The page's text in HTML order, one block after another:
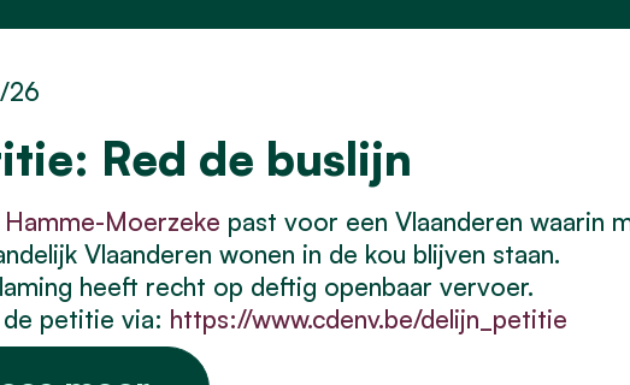
Red de buslijn
26
Hamme-Moerzeke past voor een Vlaanderen waarin
Vlaanderen wonen in de kou blijven staan.
heeft recht op deftig openbaar vervoer.
de petitie via: https://www.cdenv.be/delijn_petitie